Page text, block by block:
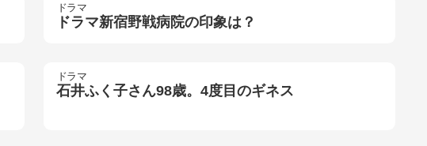
ドラマ
ドラマ新宿野戦病院の印象は？
ドラマ
石井ふく子さん98歳。4度目のギネス